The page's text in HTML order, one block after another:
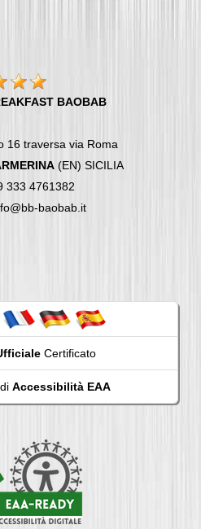
BAOBAB
16 traversa via Roma
(EN) SICILIA
333 4761382
baobab.it
Certificato
Accessibilità EAA